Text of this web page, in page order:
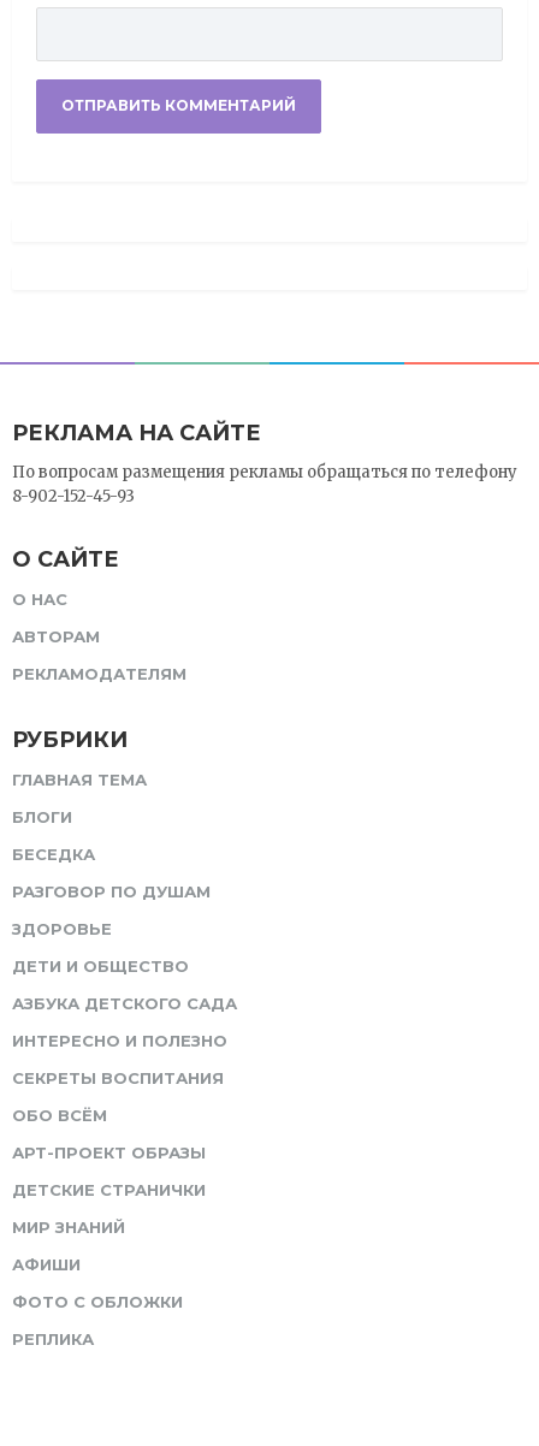
РЕКЛАМА НА САЙТЕ
По вопросам размещения рекламы обращаться по телефону
8-902-152-45-93
О САЙТЕ
О НАС
АВТОРАМ
РЕКЛАМОДАТЕЛЯМ
РУБРИКИ
ГЛАВНАЯ ТЕМА
БЛОГИ
БЕСЕДКА
РАЗГОВОР ПО ДУШАМ
ЗДОРОВЬЕ
ДЕТИ И ОБЩЕСТВО
АЗБУКА ДЕТСКОГО САДА
ИНТЕРЕСНО И ПОЛЕЗНО
СЕКРЕТЫ ВОСПИТАНИЯ
ОБО ВСЁМ
АРТ-ПРОЕКТ ОБРАЗЫ
ДЕТСКИЕ СТРАНИЧКИ
МИР ЗНАНИЙ
АФИШИ
ФОТО С ОБЛОЖКИ
РЕПЛИКА